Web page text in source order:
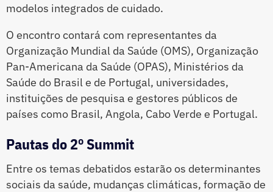
modelos integrados de cuidado.
O encontro contará com representantes da
Organização Mundial da Saúde (OMS), Organização
Pan-Americana da Saúde (OPAS), Ministérios da
Saúde do Brasil e de Portugal, universidades,
instituições de pesquisa e gestores públicos de
países como Brasil, Angola, Cabo Verde e Portugal.
Pautas do 2º Summit
Entre os temas debatidos estarão os determinantes
sociais da saúde, mudanças climáticas, formação de